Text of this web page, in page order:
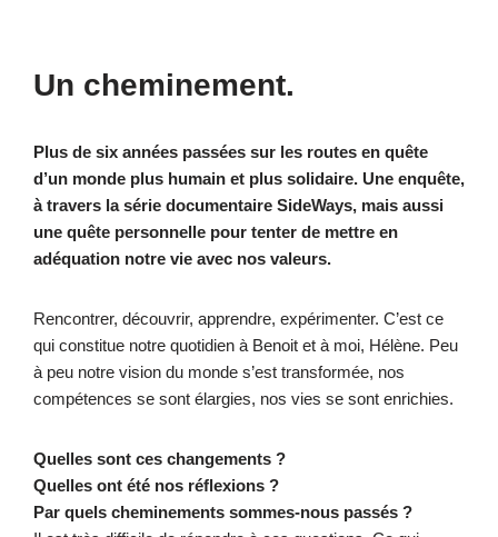
Un cheminement.
Plus de six années passées sur les routes en quête
d’un monde plus humain et plus solidaire. Une enquête,
à travers la série documentaire SideWays, mais aussi
une quête personnelle pour tenter de mettre en
adéquation notre vie avec nos valeurs.
Rencontrer, découvrir, apprendre, expérimenter. C’est ce
qui constitue notre quotidien à Benoit et à moi, Hélène. Peu
à peu notre vision du monde s’est transformée, nos
compétences se sont élargies, nos vies se sont enrichies.
Quelles sont ces changements ?
Quelles ont été nos réflexions ?
Par quels cheminements sommes-nous passés ?